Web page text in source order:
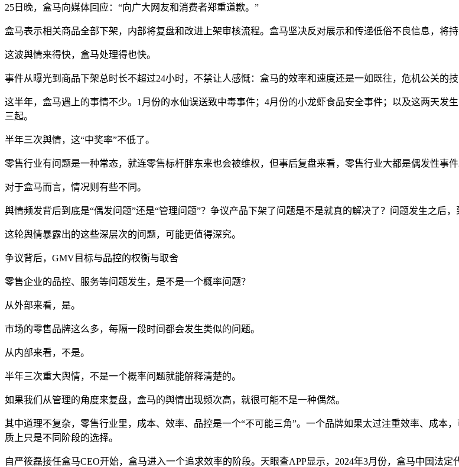
25日晚，盒马向媒体回应：“向广大网友和消费者郑重道歉。”
盒马表示相关商品全部下架，内部将复盘和改进上架审核流程。盒马坚决反对展示和传递低俗不良信息，将
这波舆情来得快，盒马处理得也快。
事件从曝光到商品下架总时长不超过24小时，不禁让人感慨：盒马的效率和速度还是一如既往，危机公关的技
这半年，盒马遇上的事情不少。1月份的水仙误送致中毒事件；4月份的小龙虾食品安全事件；以及这两天
三起。
半年三次舆情，这“中奖率”不低了。
零售行业有问题是一种常态，就连零售标杆胖东来也会被维权，但事后复盘来看，零售行业大都是偶发性事件
对于盒马而言，情况则有些不同。
舆情频发背后到底是“偶发问题”还是“管理问题”？争议产品下架了问题是不是就真的解决了？问题发生之后
这轮舆情暴露出的这些深层次的问题，可能更值得深究。
争议背后，GMV目标与品控的权衡与取舍
零售企业的品控、服务等问题发生，是不是一个概率问题？
从外部来看，是。
市场的零售品牌这么多，每隔一段时间都会发生类似的问题。
从内部来看，不是。
半年三次重大舆情，不是一个概率问题就能解释清楚的。
如果我们从管理的角度来复盘，盒马的舆情出现频次高，就很可能不是一种偶然。
其中道理不复杂，零售行业里，成本、效率、品控是一个“不可能三角”。一个品牌如果太过注重效率、成本
质上只是不同阶段的选择。
自严筱磊接任盒马CEO开始，盒马进入一个追求效率的阶段。天眼查APP显示，2024年3月份，盒马中国法定